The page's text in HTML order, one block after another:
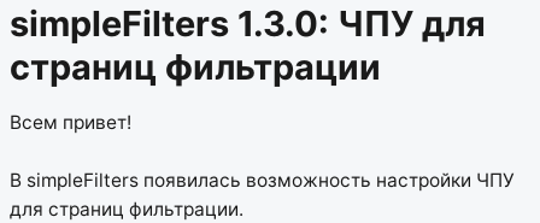
simpleFilters 1.3.0: ЧПУ для
страниц фильтрации
Всем привет!
В simpleFilters появилась возможность настройки ЧПУ
для страниц фильтрации.